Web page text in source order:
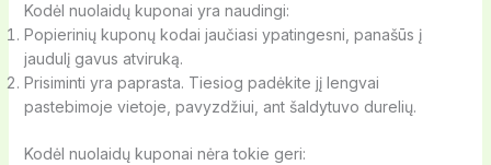
Kodėl nuolaidų kuponai yra naudingi:
Popierinių kuponų kodai jaučiasi ypatingesni, panašūs į
jaudulį gavus atviruką.
Prisiminti yra paprasta. Tiesiog padėkite jį lengvai
pastebimoje vietoje, pavyzdžiui, ant šaldytuvo durelių.
Kodėl nuolaidų kuponai nėra tokie geri: